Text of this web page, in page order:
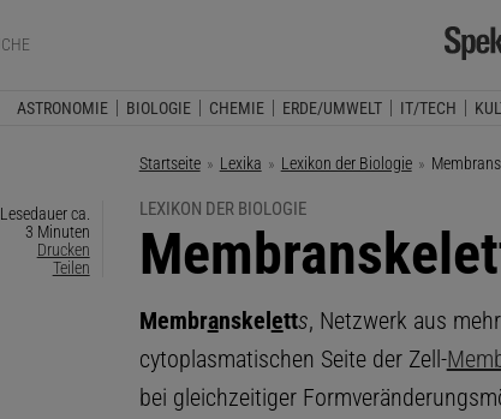
ASTRONOMIE BIOLOGIE CHEMIE ERDE/UMWELT IT/TECH
Startseite Lexika Lexikon der Biologie Aktuelle
Lesedauer ca.
3 Minuten
Drucken
Teilen
LEXIKON DER BIOLOGIE
:
Membranskeletts, Netzwerk aus
cytoplasmatischen Seite der Zell-
bei gleichzeitiger